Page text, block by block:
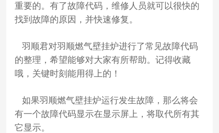
重要的。有了故障代码，维修人员就可以很快的
找到故障的原因，并快速修复。
羽顺君对羽顺燃气壁挂炉进行了常见故障代码
的整理，希望能够对大家有所帮助。记得收藏
哦，关键时刻能用得上的！
如果羽顺燃气壁挂炉运行发生故障，那么将会
有一个故障代码显示在显示屏上，将取代所有其
它显示。